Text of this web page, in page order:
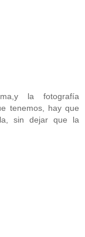
la fotografía
tenemos, hay que
sin dejar que la